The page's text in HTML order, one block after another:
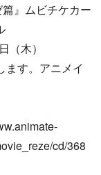
』ムビチケカー
（木）
ます。アニメイ
cd/368